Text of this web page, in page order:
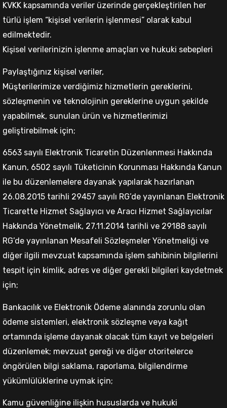
KVKK kapsamında veriler üzerinde gerçekleştirilen her
türlü işlem “kişisel verilerin işlenmesi” olarak kabul
edilmektedir.
Kişisel verilerinizin işlenme amaçları ve hukuki sebepleri
Paylaştığınız kişisel veriler,
Müşterilerimize verdiğimiz hizmetlerin gereklerini,
sözleşmenin ve teknolojinin gereklerine uygun şekilde
yapabilmek, sunulan ürün ve hizmetlerimizi
geliştirebilmek için;
6563 sayılı Elektronik Ticaretin Düzenlenmesi Hakkında
Kanun, 6502 sayılı Tüketicinin Korunması Hakkında Kanun
ile bu düzenlemelere dayanak yapılarak hazırlanan
26.08.2015 tarihli 29457 sayılı RG’de yayınlanan Elektronik
Ticarette Hizmet Sağlayıcı ve Aracı Hizmet Sağlayıcılar
Hakkında Yönetmelik, 27.11.2014 tarihli ve 29188 sayılı
RG’de yayınlanan Mesafeli Sözleşmeler Yönetmeliği ve
diğer ilgili mevzuat kapsamında işlem sahibinin bilgilerini
tespit için kimlik, adres ve diğer gerekli bilgileri kaydetmek
için;
Bankacılık ve Elektronik Ödeme alanında zorunlu olan
ödeme sistemleri, elektronik sözleşme veya kağıt
ortamında işleme dayanak olacak tüm kayıt ve belgeleri
düzenlemek; mevzuat gereği ve diğer otoritelerce
öngörülen bilgi saklama, raporlama, bilgilendirme
yükümlülüklerine uymak için;
Kamu güvenliğine ilişkin hususlarda ve hukuki